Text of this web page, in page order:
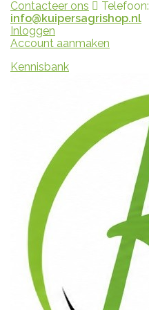
Contacteer ons Telefoon:
info@kuipersagrishop.nl
Inloggen
Account aanmaken
Kennisbank